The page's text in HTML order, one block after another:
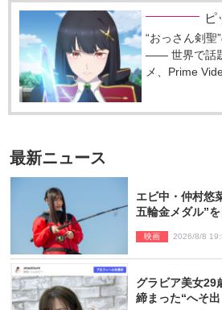
ピ
“おっさん剣聖
―― 世界で話
メ、Prime
最新ニュース
エビ中・仲村悠
五輪金メダル”
映画 2026/8/8
グラビア美女29
締まった“へそ